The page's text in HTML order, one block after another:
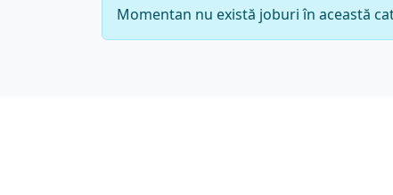
Momentan nu există joburi în această